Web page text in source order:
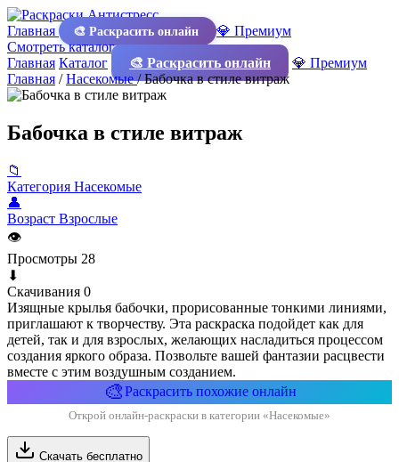
Главная 🎨 Раскрасить онлайн
💎 Премиум
Смотреть каталог
Главная Каталог 🎨 Раскрасить онлайн
💎 Премиум
Главная /Насекомые/Бабочка в стиле витраж
Бабочка в стиле витраж
📁
Категория Насекомые
👤
Возраст Взрослые
👁
Просмотры 28
⬇
Скачивания 0
Изящные крылья бабочки, прорисованные тонкими линиями,
приглашают к творчеству. Эта раскраска подойдет как для
детей, так и для взрослых, желающих насладиться процессом
создания яркого образа. Позвольте вашей фантазии расцвести
вместе с этим воздушным созданием.
🎨Раскрасить похожие онлайн
Открой онлайн-раскраски в категории «Насекомые»
Скачать бесплатно